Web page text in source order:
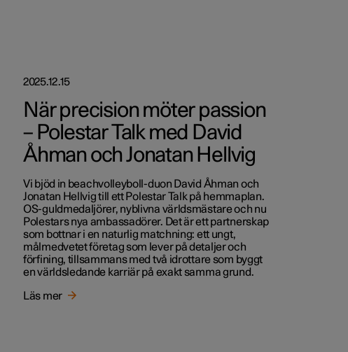
2025.12.15
När precision möter passion
– Polestar Talk med David
Åhman och Jonatan Hellvig
Vi bjöd in beachvolleyboll-duon David Åhman och
Jonatan Hellvig till ett Polestar Talk på hemmaplan.
OS-guldmedaljörer, nyblivna världsmästare och nu
Polestars nya ambassadörer. Det är ett partnerskap
som bottnar i en naturlig matchning: ett ungt,
målmedvetet företag som lever på detaljer och
förfining, tillsammans med två idrottare som byggt
en världsledande karriär på exakt samma grund.
Läs mer